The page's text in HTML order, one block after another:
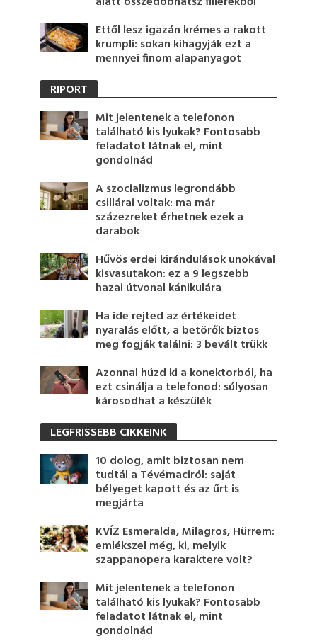
Ettől lesz igazán krémes a rakott
krumpli: sokan kihagyják ezt a
mennyei finom alapanyagot
RIPORT
Mit jelentenek a telefonon
található kis lyukak? Fontosabb
feladatot látnak el, mint
gondolnád
A szocializmus legrondább
csillárai voltak: ma már
százezreket érhetnek ezek a
darabok
Hűvös erdei kirándulások unokával
kisvasutakon: ez a 9 legszebb
hazai útvonal kánikulára
Ha ide rejted az értékeidet
nyaralás előtt, a betörők biztos
meg fogják találni: 3 bevált trükk
Azonnal húzd ki a konektorból, ha
ezt csinálja a telefonod: súlyosan
károsodhat a készülék
LEGFRISSEBB CIKKEINK
10 dolog, amit biztosan nem
tudtál a Tévémaciról: saját
bélyeget kapott és az űrt is
megjárta
KVÍZ Esmeralda, Milagros, Hürrem:
emlékszel még, ki, melyik
szappanopera karaktere volt?
Mit jelentenek a telefonon
található kis lyukak? Fontosabb
feladatot látnak el, mint
gondolnád